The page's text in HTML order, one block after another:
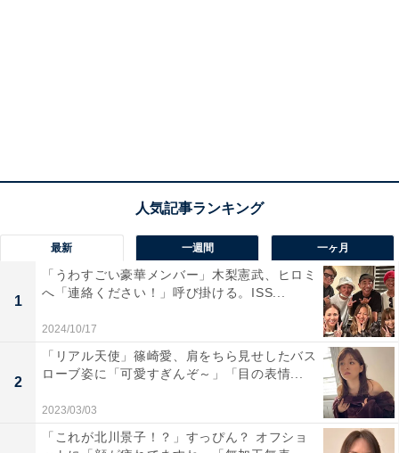
最新 一週間 一ヶ月
1
「うわすごい豪華メンバー」木梨憲武、ヒロミ
へ「連絡ください！」呼び掛ける。ISS...
2024/10/17
2
「リアル天使」篠崎愛、肩をちら見せしたバス
ローブ姿に「可愛すぎんぞ～」「目の表情...
2023/03/03
「これが北川景子！？」すっぴん？ オフショ